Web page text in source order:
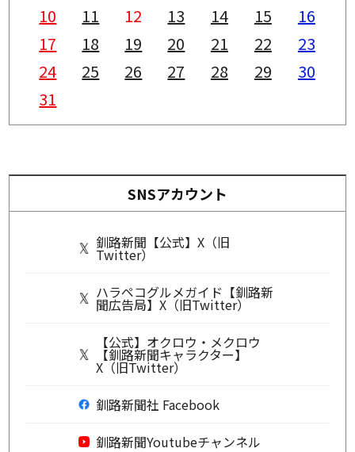
10
11 12 13 14 15
16
17
18 19 20 21 22
23
24
25 26 27 28 29
30
31
SNSアカウント
釧路新聞【公式】X（旧
Twitter）
ハラペコグルメガイド【釧路新
聞広告局】X（旧Twitter）
【公式】オクロウ・メクロウ
【釧路新聞キャラクター】
X（旧Twitter）
釧路新聞社 Facebook
釧路新聞Youtubeチャンネル